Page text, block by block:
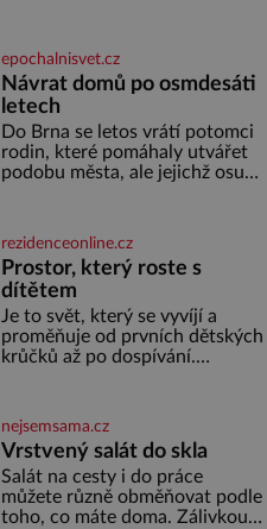
cukru krystal 1 lžíci medu 200 g
zakysané sm
epochalnisvet.cz
Návrat domů po osmdesáti
letech
Do Brna se letos vrátí potomci
rodin, které pomáhaly utvářet
podobu města, ale jejichž osudy
Placzek, Löw-Beer, Fuhrmann,
Kohn a Stiassni se stanou
jednou z hlavních
dramaturgických linií festivalu
židovské kultury ŠTETL FEST
2026. Některé návraty nejsou
jednoduché. Místa, která si
rezidenceonline.cz
Prostor, který roste s
dítětem
Je to svět, který se vyvíjí a
proměňuje od prvních dětských
krůčků až po dospívání.
soustředění i odpočinek a
reaguje na každou etapu života
a specifické potřeby dítěte. Pro
nejmenší je klíčová
jednoduchost, měkkost a
bezpečí, proto by pokoj
nejsemsama.cz
Vrstvený salát do skla
Salát na cesty i do práce
můžete různě obměňovat podle
toho, co máte doma. Zálivkou